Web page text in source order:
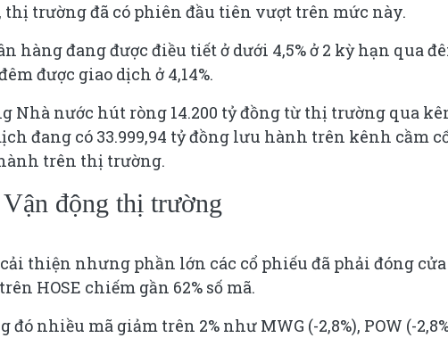
trường đã có phiên đầu tiên vượt trên mức này.
hàng đang được điều tiết ở dưới 4,5% ở 2 kỳ hạn qua
được giao dịch ở 4,14%.
Nhà nước hút ròng 14.200 tỷ đồng từ thị trường qua
đang có 33.999,94 tỷ đồng lưu hành trên kênh cầm
trên thị trường.
Vận động thị trường
thiện nhưng phần lớn các cổ phiếu đã phải đóng cửa
HOSE chiếm gần 62% số mã.
nhiều mã giảm trên 2% như MWG (-2,8%), POW (-